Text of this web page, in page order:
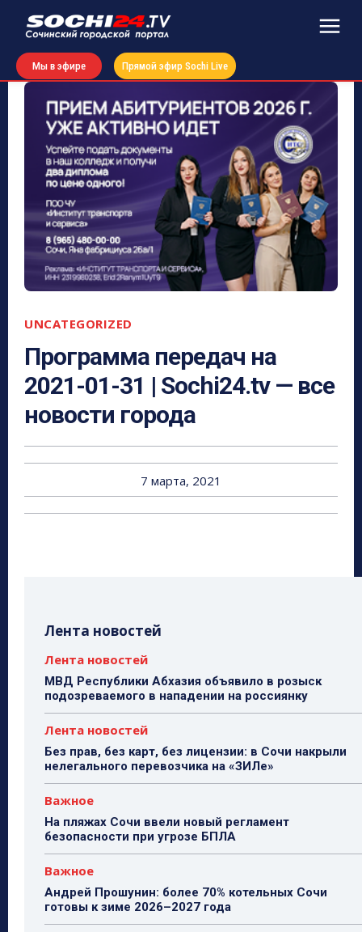
Мы в эфире Прямой эфир Sochi Live
UNCATEGORIZED
Программа передач на
2021-01-31 | Sochi24.tv — все
новости города
7 марта, 2021
Лента новостей
Лента новостей
МВД Республики Абхазия объявило в розыск
подозреваемого в нападении на россиянку
Лента новостей
Без прав, без карт, без лицензии: в Сочи накрыли
нелегального перевозчика на «ЗИЛе»
Важное
На пляжах Сочи ввели новый регламент
безопасности при угрозе БПЛА
Важное
Андрей Прошунин: более 70% котельных Сочи
готовы к зиме 2026–2027 года